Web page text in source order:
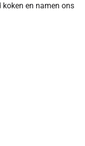
koken en namen ons